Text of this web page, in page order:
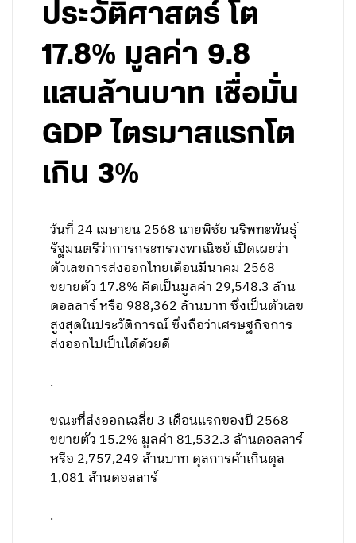
ประวัติศาสตร์ โต
17.8% มูลค่า 9.8
แสนล้านบาท เชื่อมั่น
GDP ไตรมาสแรกโต
เกิน 3%
วันที่ 24 เมษายน 2568 นายพิชัย นริพทะพันธุ์
รัฐมนตรีว่าการกระทรวงพาณิชย์ เปิดเผยว่า
ตัวเลขการส่งออกไทยเดือนมีนาคม 2568
ขยายตัว 17.8% คิดเป็นมูลค่า 29,548.3 ล้าน
ดอลลาร์ หรือ 988,362 ล้านบาท ซึ่งเป็นตัวเลข
สูงสุดในประวัติการณ์ ซึ่งถือว่าเศรษฐกิจการ
ส่งออกไปเป็นได้ด้วยดี
.
ขณะที่ส่งออกเฉลี่ย 3 เดือนแรกของปี 2568
ขยายตัว 15.2% มูลค่า 81,532.3 ล้านดอลลาร์
หรือ 2,757,249 ล้านบาท ดุลการค้าเกินดุล
1,081 ล้านดอลลาร์
.